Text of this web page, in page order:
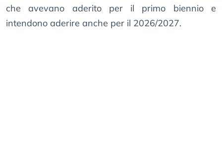
che avevano aderito per il primo biennio e
intendono aderire anche per il 2026/2027.